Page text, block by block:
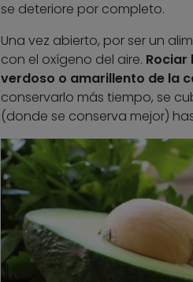
se deteriore por completo.
Una vez abierto, por ser un
con el oxígeno del aire. Rociar
verdoso o amarillento de la
conservarlo más tiempo, se
(donde se conserva mejor)